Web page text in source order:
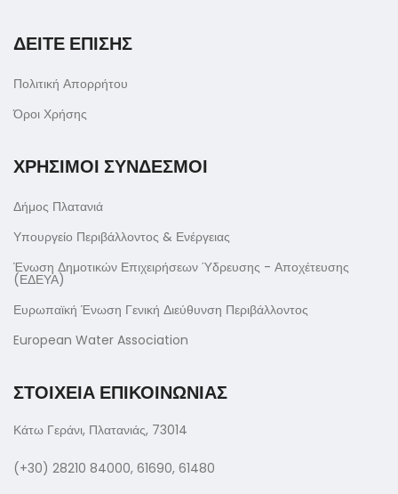
ΔΕΙΤΕ ΕΠΙΣΗΣ
Πολιτική Απορρήτου
Όροι Χρήσης
ΧΡΗΣΙΜΟΙ ΣΥΝΔΕΣΜΟΙ
Δήμος Πλατανιά
Υπουργείο Περιβάλλοντος & Ενέργειας
Ένωση Δημοτικών Επιχειρήσεων Ύδρευσης - Αποχέτευσης
(ΕΔΕΥΑ)
Ευρωπαϊκή Ένωση Γενική Διεύθυνση Περιβάλλοντος
European Water Association
ΣΤΟΙΧΕΙΑ ΕΠΙΚΟΙΝΩΝΙΑΣ
Κάτω Γεράνι, Πλατανιάς, 73014
(+30) 28210 84000, 61690, 61480